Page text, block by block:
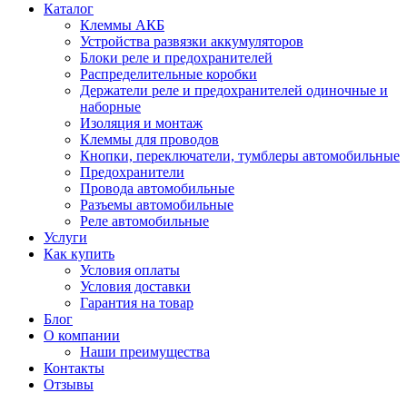
Каталог
Клеммы АКБ
Устройства развязки аккумуляторов
Блоки реле и предохранителей
Распределительные коробки
Держатели реле и предохранителей одиночные и
наборные
Изоляция и монтаж
Клеммы для проводов
Кнопки, переключатели, тумблеры автомобильные
Предохранители
Провода автомобильные
Разъемы автомобильные
Реле автомобильные
Услуги
Как купить
Условия оплаты
Условия доставки
Гарантия на товар
Блог
О компании
Наши преимущества
Контакты
Отзывы